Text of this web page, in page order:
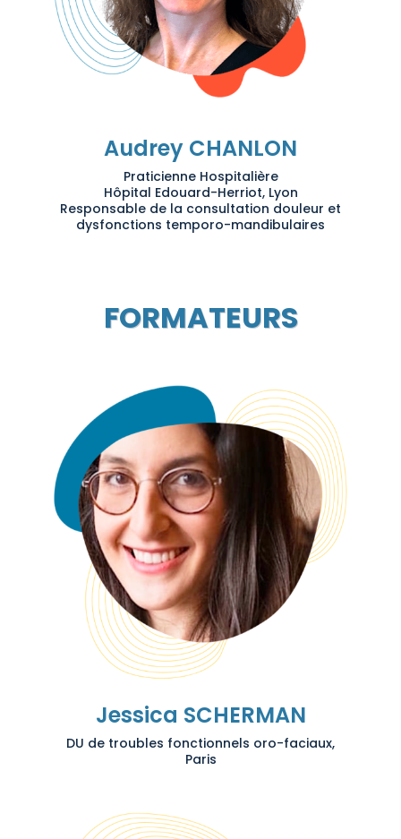
Audrey CHANLON
Praticienne Hospitalière
Hôpital Edouard-Herriot, Lyon
Responsable de la consultation douleur et
dysfonctions temporo-mandibulaires
FORMATEURS
Jessica SCHERMAN
DU de troubles fonctionnels oro-faciaux,
Paris